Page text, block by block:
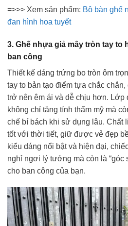
=>>> Xem sản phẩm: Bộ bàn ghế
đan hình hoa tuyết
3. Ghế nhựa giả mây tròn tay to
ban công
Thiết kế dáng trứng bo tròn ôm
tay to bản tạo điểm tựa chắc
trở nên êm ái và dễ chịu hơn. Lớp
không chỉ tăng tính thẩm mỹ mà
chế bí bách khi sử dụng lâu. Chất
tốt với thời tiết, giữ được vẻ đẹp
kiểu dáng nổi bật và hiện đại,
nghỉ ngơi lý tưởng mà còn là “góc
cho ban công của bạn.